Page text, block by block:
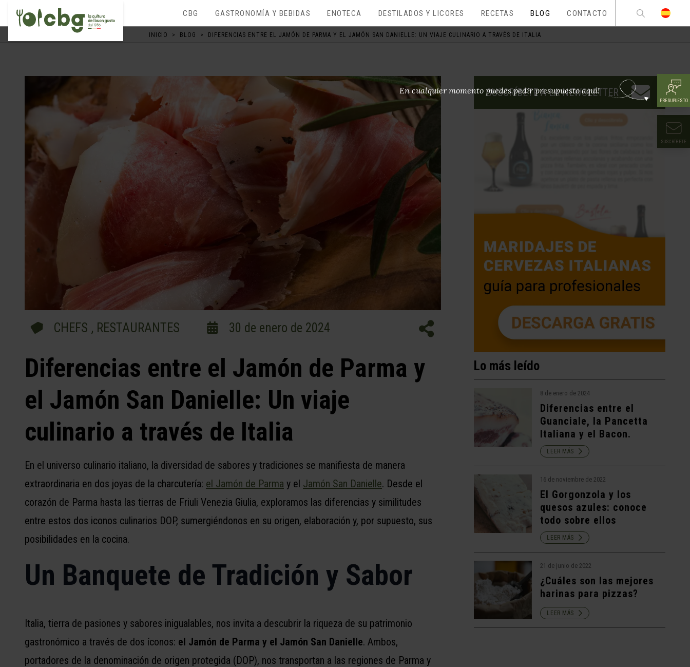
CBG GASTRONOMÍA Y BEBIDAS ENOTECA DESTILADOS Y LICORES RECETAS BLOG CONTACTO
En cualquier momento puedes pedir presupuesto aquí!
PRESUPUESTO
SUSCRÍBETE
INICIO > BLOG > DIFERENCIAS ENTRE EL JAMÓN DE PARMA Y EL JAMÓN SAN DANIELLE: UN VIAJE CULINARIO A TRAVÉS DE ITALIA
CHEFS , RESTAURANTES 30 de enero de 2024
Diferencias entre el Jamón de Parma y
el Jamón San Danielle: Un viaje
culinario a través de Italia
En el universo culinario italiano, la diversidad de sabores y tradiciones se manifiesta de manera
extraordinaria en dos joyas de la charcutería: el Jamón de Parma y el Jamón San Danielle. Desde el
corazón de Parma hasta las tierras de Friuli Venezia Giulia, exploramos las diferencias y similitudes
entre estos dos iconos culinarios DOP, sumergiéndonos en su origen, elaboración y, por supuesto, sus
posibilidades en la cocina.
Un Banquete de Tradición y Sabor
Italia, tierra de pasiones y sabores inigualables, nos invita a descubrir la riqueza de su patrimonio
gastronómico a través de dos íconos: el Jamón de Parma y el Jamón San Danielle. Ambos,
portadores de la denominación de origen protegida (DOP), nos transportan a las regiones de Parma y
SUSCRÍBETE A LA NEWSLETTER
Lo más leído
8 de enero de 2024
Diferencias entre el
Guanciale, la Pancetta
Italiana y el Bacon.
LEER MÁS
16 de noviembre de 2022
El Gorgonzola y los
quesos azules: conoce
todo sobre ellos
LEER MÁS
21 de junio de 2022
¿Cuáles son las mejores
harinas para pizzas?
LEER MÁS